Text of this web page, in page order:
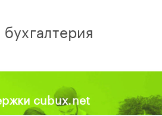
cubux.net